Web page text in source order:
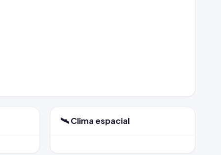
🛰️ Clima espacial